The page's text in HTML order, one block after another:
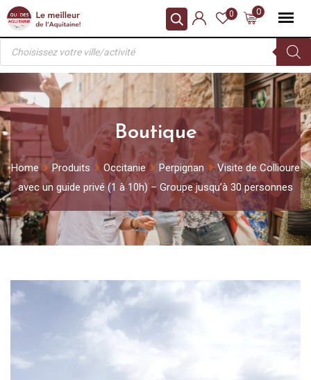
Skip
content
0
0
Recherche
produits
Boutique
Home Produits Occitanie Perpignan
Visite de Collioure
avec un guide privé (1 à 10h) – Groupe jusqu’à 30 personnes